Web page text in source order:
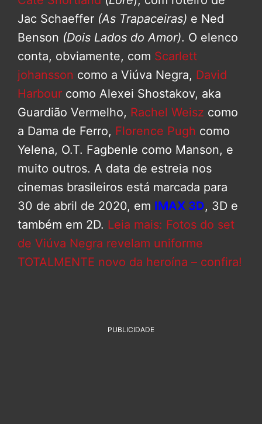
Jac Schaeffer (As Trapaceiras) e Ned
Benson (Dois Lados do Amor). O elenco
conta, obviamente, com Scarlett
johansson como a Viúva Negra, David
Harbour como Alexei Shostakov, aka
Guardião Vermelho, Rachel Weisz como
a Dama de Ferro, Florence Pugh como
Yelena, O.T. Fagbenle como Manson, e
muito outros. A data de estreia nos
cinemas brasileiros está marcada para
30 de abril de 2020, em IMAX 3D, 3D e
também em 2D. Leia mais: Fotos do set
de Viúva Negra revelam uniforme
TOTALMENTE novo da heroína – confira!
PUBLICIDADE